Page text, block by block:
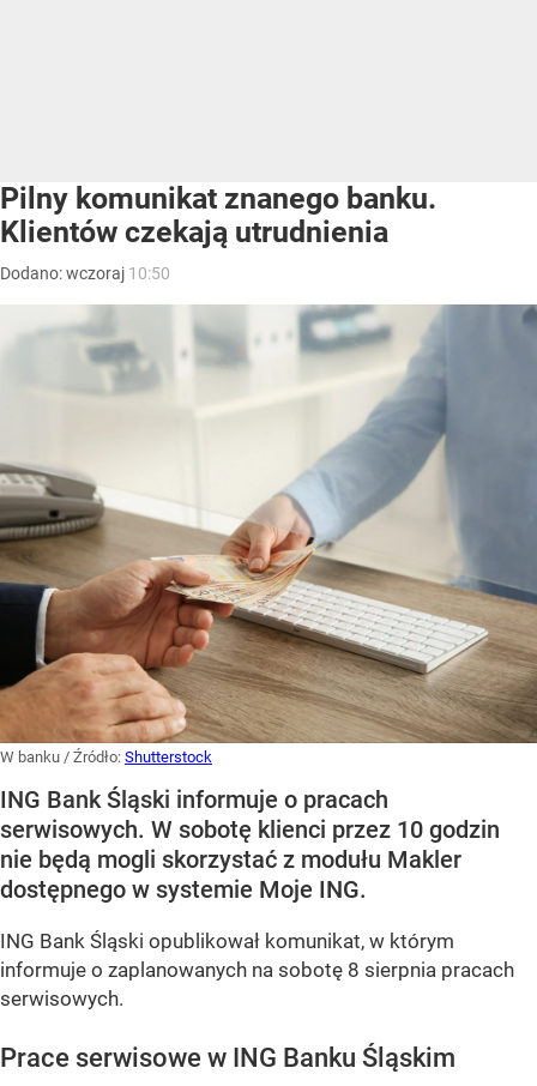
Pilny komunikat znanego banku.
Klientów czekają utrudnienia
Dodano:wczoraj 10:50
W banku / Źródło: Shutterstock
ING Bank Śląski informuje o pracach
serwisowych. W sobotę klienci przez 10 godzin
nie będą mogli skorzystać z modułu Makler
dostępnego w systemie Moje ING.
ING Bank Śląski opublikował komunikat, w którym
informuje o zaplanowanych na sobotę 8 sierpnia pracach
serwisowych.
Prace serwisowe w ING Banku Śląskim